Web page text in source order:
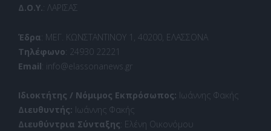
Δ.Ο.Υ.: ΛΑΡΙΣΑΣ
Έδρα: ΜΕΓ. ΚΩΝΣΤΑΝΤΙΝΟΥ 1, 40200, ΕΛΑΣΣΟΝΑ
Τηλέφωνο: 24930 22221
Email: info@elassonanews.gr
Ιδιοκτήτης / Νόμιμος Εκπρόσωπος: Ιωάννης Φακής
Διευθυντής: Ιωάννης Φακής
Διευθύντρια Σύνταξης: Ελένη Οικονόμου